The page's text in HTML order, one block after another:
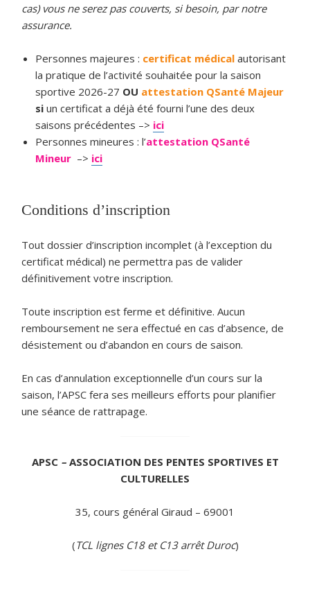
cas) vous ne serez pas couverts, si besoin, par notre
assurance.
Personnes majeures : certificat médical autorisant
la pratique de l’activité souhaitée pour la saison
sportive 2026-27 OU attestation QSanté Majeur
si un certificat a déjà été fourni l’une des deux
saisons précédentes –> ici
Personnes mineures : l’attestation QSanté
Mineur –> ici
Conditions d’inscription
Tout dossier d’inscription incomplet (à l’exception du
certificat médical) ne permettra pas de valider
définitivement votre inscription.
Toute inscription est ferme et définitive. Aucun
remboursement ne sera effectué en cas d’absence, de
désistement ou d’abandon en cours de saison.
En cas d’annulation exceptionnelle d’un cours sur la
saison, l’APSC fera ses meilleurs efforts pour planifier
une séance de rattrapage.
APSC– ASSOCIATION DES PENTES SPORTIVES ET
CULTURELLES
35, cours général Giraud – 69001
(TCL lignes C18 et C13 arrêt Duroc)